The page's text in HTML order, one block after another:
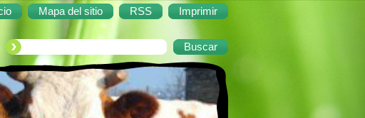
Mapa del sitio RSS Imprimir